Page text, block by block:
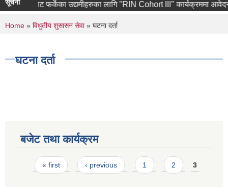
सूचना
कोरियाबाट फर्केका उद्यमीहरुका लागि "RIN Cohort lll" कार्यक्रममा आवेदन
You are here
Home » विधुतीय शुसासन सेवा» घटना दर्ता
घटना दर्ता
बजेट तथा कार्यक्रम
Pages
« first ‹ previous 1 2 3